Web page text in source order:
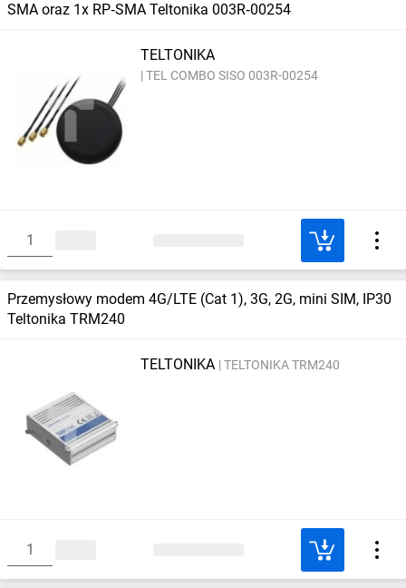
SMA oraz 1x RP‑SMA Teltonika 003R‑00254
TELTONIKA
TEL COMBO SISO 003R-00254
Przemysłowy modem 4G/LTE (Cat 1), 3G, 2G, mini SIM, IP30
Teltonika TRM240
TELTONIKA TELTONIKA TRM240